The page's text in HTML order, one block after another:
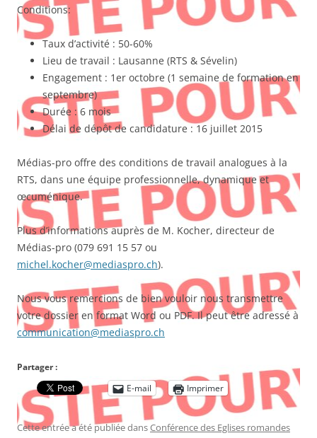
Conditions:
Taux d’activité : 50-60%
Lieu de travail : Lausanne (RTS & Sévelin)
Engagement : 1er octobre (1 semaine de formation en
septembre)
Durée : 6 mois
Délai de dépôt de candidature : 16 juillet 2015
Médias-pro offre des conditions de travail analogues à la
RTS, dans une équipe professionnelle, dynamique et
œcuménique.
Plus d’informations auprès de M. Kocher, directeur de
Médias-pro (079 691 15 57 ou
michel.kocher@mediaspro.ch).
Nous vous remercions de bien vouloir nous transmettre
votre dossier en format Word ou PDF. Il peut être adressé à
communication@mediaspro.ch
Partager :
E-mail
Imprimer
Cette entrée a été publiée dansConférence des Eglises romandes